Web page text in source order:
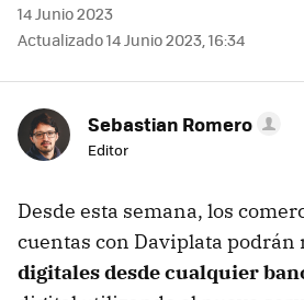
14 Junio 2023
Actualizado 14 Junio 2023, 16:34
Sebastian Romero
Editor
Desde esta semana, los
cuentas con Daviplata
digitales desde cualquier